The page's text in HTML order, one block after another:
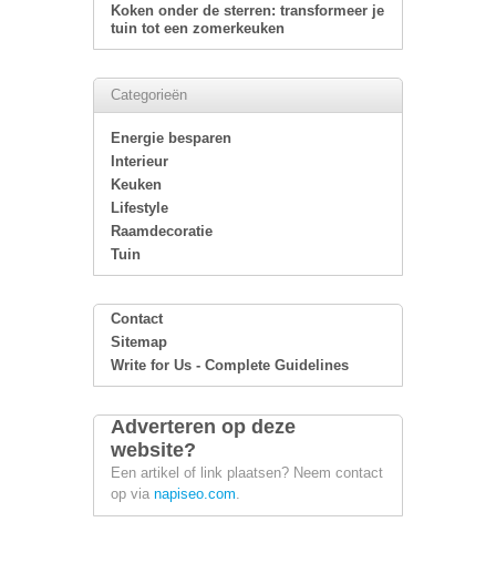
Koken onder de sterren: transformeer je
tuin tot een zomerkeuken
Categorieën
Energie besparen
Interieur
Keuken
Lifestyle
Raamdecoratie
Tuin
Contact
Sitemap
Write for Us - Complete Guidelines
Adverteren op deze
website?
Een artikel of link plaatsen? Neem contact
op via napiseo.com